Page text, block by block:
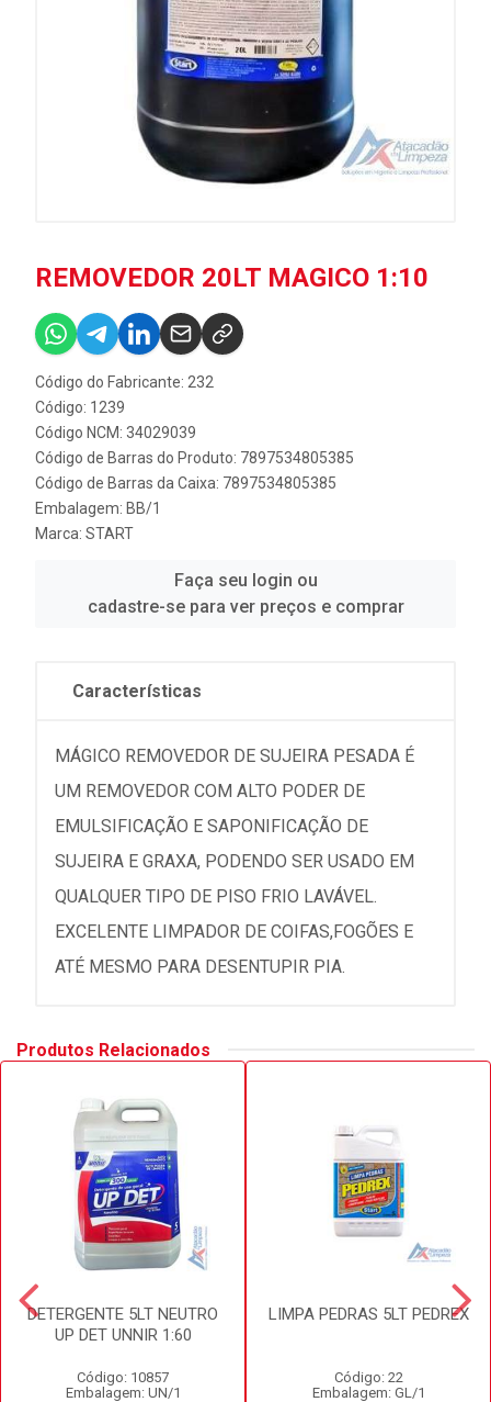
REMOVEDOR 20LT MAGICO 1:10
Código do Fabricante: 232
Código: 1239
Código NCM: 34029039
Código de Barras do Produto: 7897534805385
Código de Barras da Caixa: 7897534805385
Embalagem: BB/1
Marca: START
Faça seu login ou
cadastre-se para ver preços e comprar
Características
MÁGICO REMOVEDOR DE SUJEIRA PESADA É
UM REMOVEDOR COM ALTO PODER DE
EMULSIFICAÇÃO E SAPONIFICAÇÃO DE
SUJEIRA E GRAXA, PODENDO SER USADO EM
QUALQUER TIPO DE PISO FRIO LAVÁVEL.
EXCELENTE LIMPADOR DE COIFAS,FOGÕES E
ATÉ MESMO PARA DESENTUPIR PIA.
Produtos Relacionados
DETERGENTE 5LT NEUTRO
UP DET UNNIR 1:60
Código: 10857
Embalagem: UN/1
LIMPA PEDRAS 5LT PEDREX
Código: 22
Embalagem: GL/1